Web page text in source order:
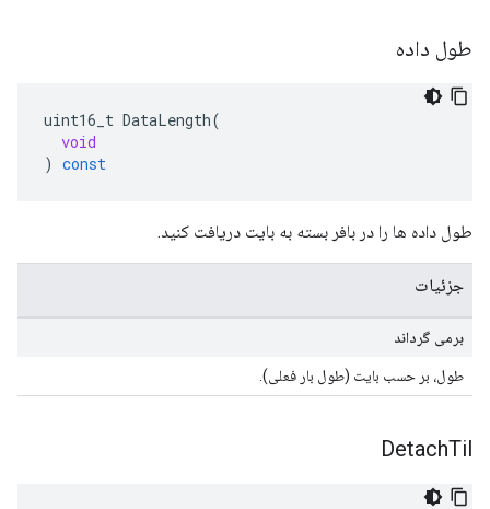
طول داده
uint16_t DataLength(
void
) const
طول داده ها را در بافر بسته به بایت دریافت کنید.
جزئیات
برمی گرداند
طول، بر حسب بایت (طول بار فعلی).
DetachTil